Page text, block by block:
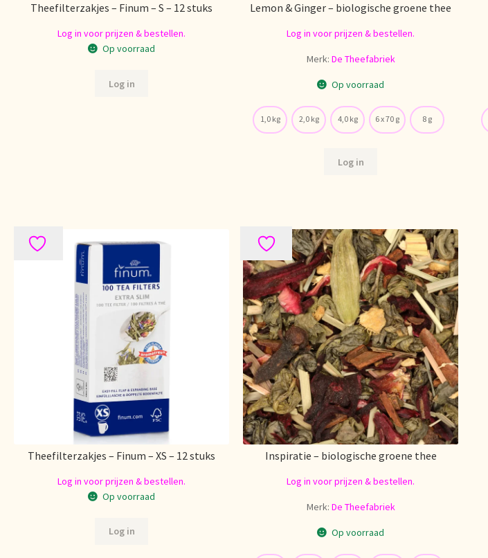
Theefilterzakjes – Finum – S – 12 stuks
Log in voor prijzen & bestellen.
Op voorraad
Log in
Lemon & Ginger – biologische groene thee
Log in voor prijzen & bestellen.
Merk: De Theefabriek
Op voorraad
1,0 kg 2,0 kg 4,0 kg 6 x 70 g 8 g
Log in
Theefilterzakjes – Finum – XS – 12 stuks
Log in voor prijzen & bestellen.
Op voorraad
Log in
Inspiratie – biologische groene thee
Log in voor prijzen & bestellen.
Merk: De Theefabriek
Op voorraad